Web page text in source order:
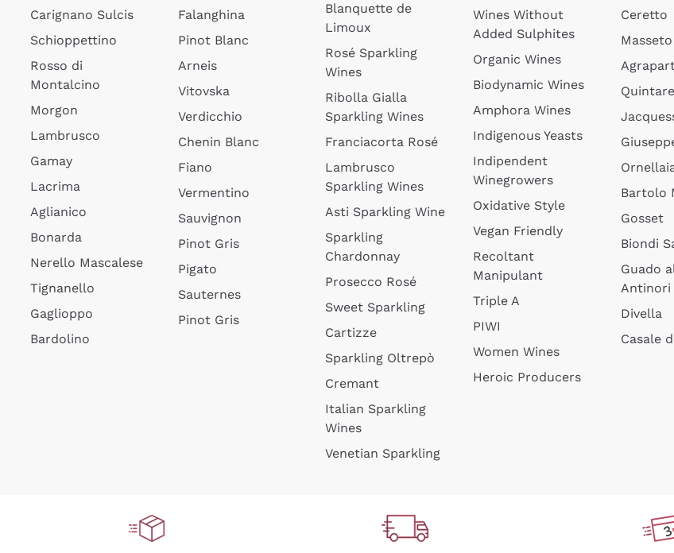
Carignano Sulcis
Schioppettino
Rosso di
Montalcino
Morgon
Lambrusco
Gamay
Lacrima
Aglianico
Bonarda
Nerello Mascalese
Tignanello
Gaglioppo
Bardolino
Falanghina
Pinot Blanc
Arneis
Vitovska
Verdicchio
Chenin Blanc
Fiano
Vermentino
Sauvignon
Pinot Gris
Pigato
Sauternes
Pinot Gris
Blanquette de
Limoux
Rosé Sparkling
Wines
Ribolla Gialla
Sparkling Wines
Franciacorta Rosé
Lambrusco
Sparkling Wines
Asti Sparkling Wine
Sparkling
Chardonnay
Prosecco Rosé
Sweet Sparkling
Cartizze
Sparkling Oltrepò
Cremant
Italian Sparkling
Wines
Venetian Sparkling
Wines Without
Added Sulphites
Organic Wines
Biodynamic Wines
Amphora Wines
Indigenous Yeasts
Indipendent
Winegrowers
Oxidative Style
Vegan Friendly
Recoltant
Manipulant
Triple A
PIWI
Women Wines
Heroic Producers
Ceretto
Masseto
Bartolo
Gosset
Biondi
Guado
Antinori
Divella
Casale